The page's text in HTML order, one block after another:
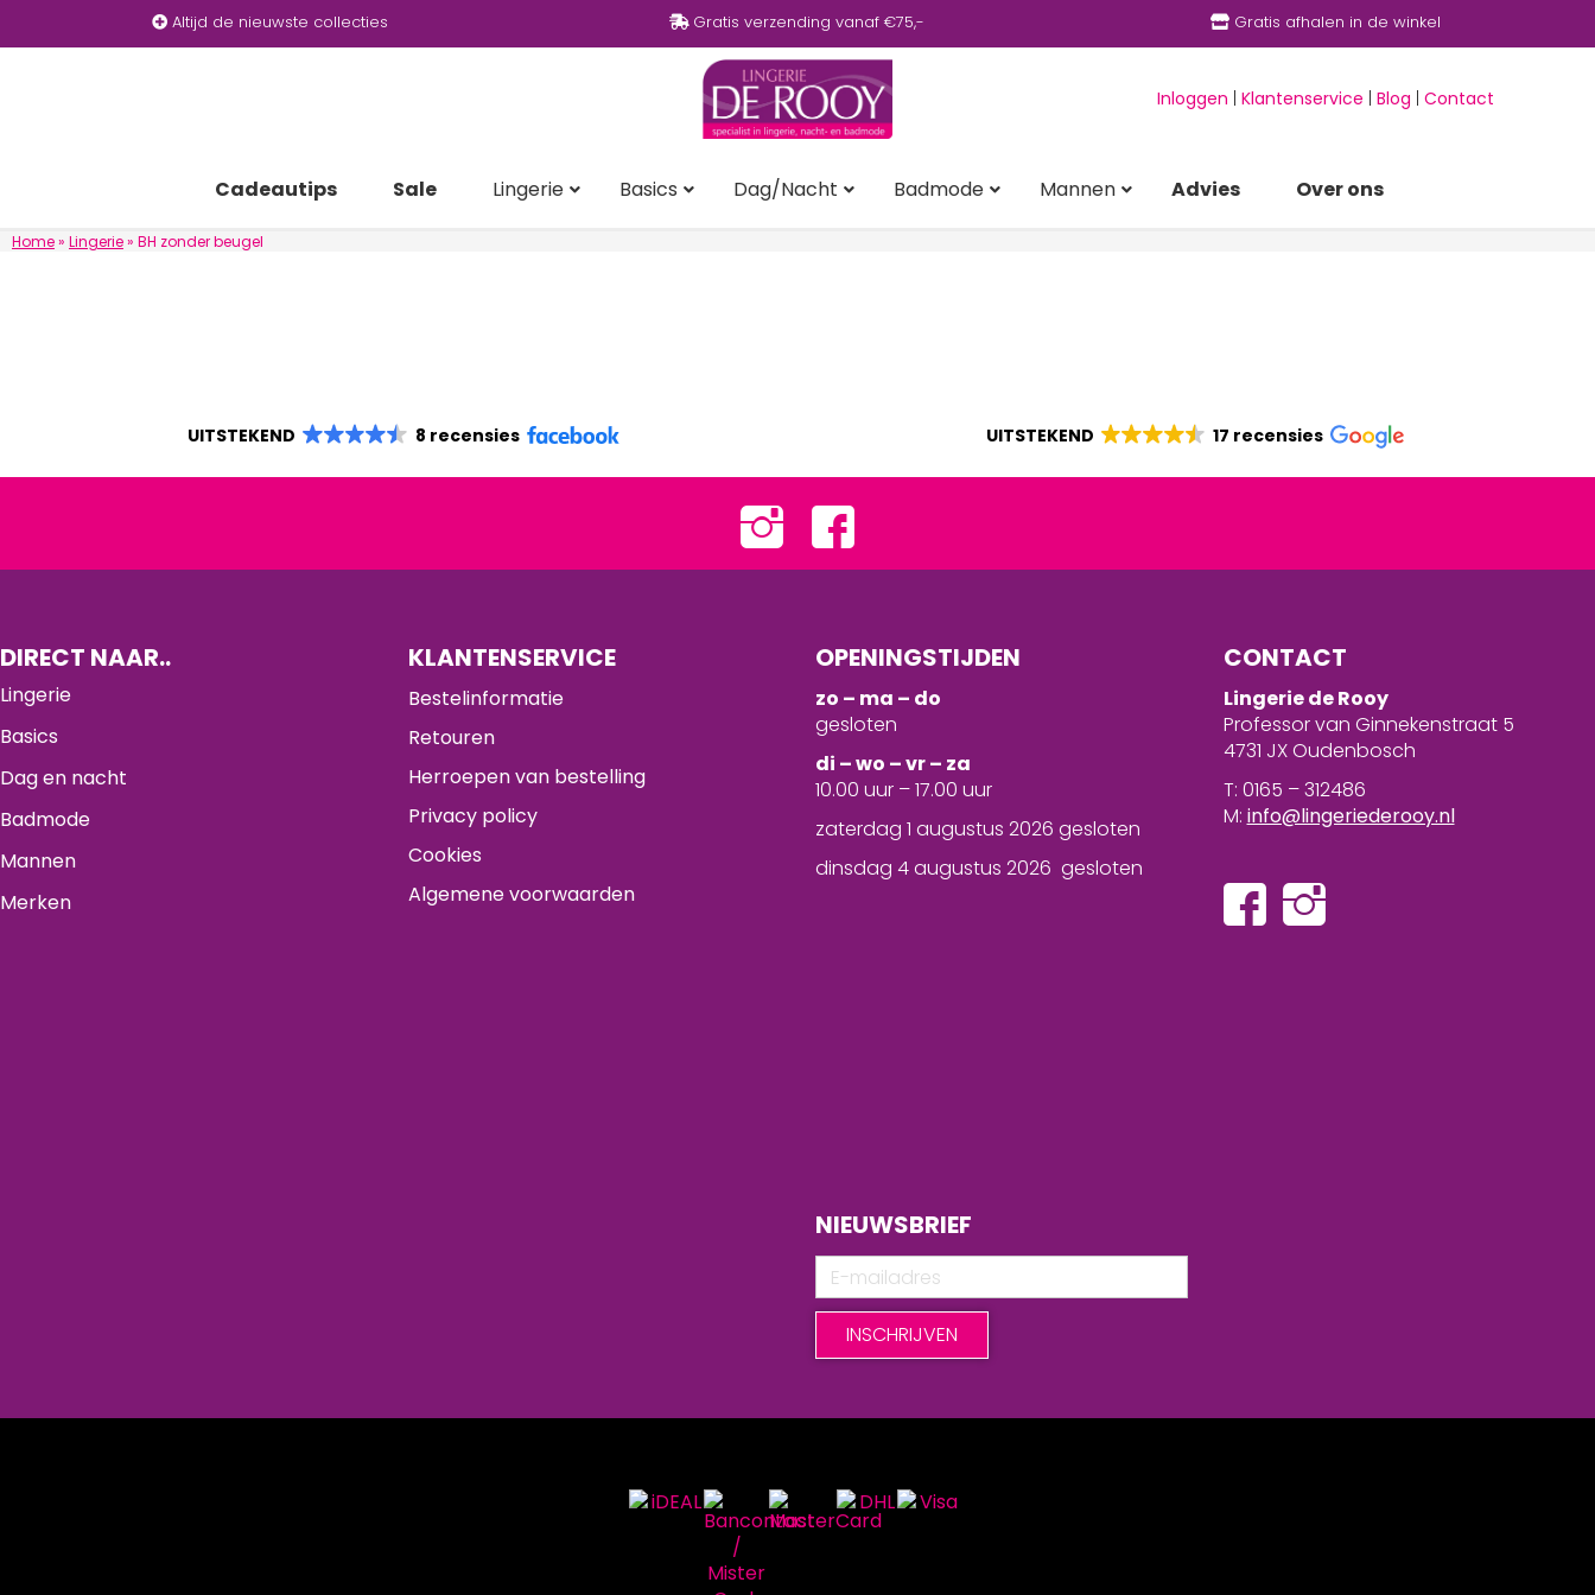
Altijd de nieuwste collecties Gratis verzending vanaf €75,- Gratis afhalen in de winkel
Inloggen Klantenservice Blog Contact
Cadeautips Sale Lingerie Basics Dag/Nacht Badmode Mannen Advies Over ons
Home» Lingerie» BH zonder beugel
UITSTEKEND 8 recensies UITSTEKEND 17 recensies
DIRECT NAAR..
Lingerie
Basics
Dag en nacht
Badmode
Mannen
Merken
KLANTENSERVICE
Bestelinformatie
Retouren
Herroepen van bestelling
Privacy policy
Cookies
Algemene voorwaarden
OPENINGSTIJDEN
zo – ma – do
gesloten
di – wo – vr – za
10.00 uur – 17.00 uur
zaterdag 1 augustus 2026 gesloten
dinsdag 4 augustus 2026 gesloten
NIEUWSBRIEF
CONTACT
Lingerie de Rooy
Professor van Ginnekenstraat 5
4731 JX Oudenbosch
T: 0165 – 312486
M: info@lingeriederooy.nl